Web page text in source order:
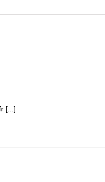
[...]